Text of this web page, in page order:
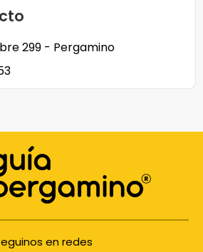
299 - Pergamino
en redes